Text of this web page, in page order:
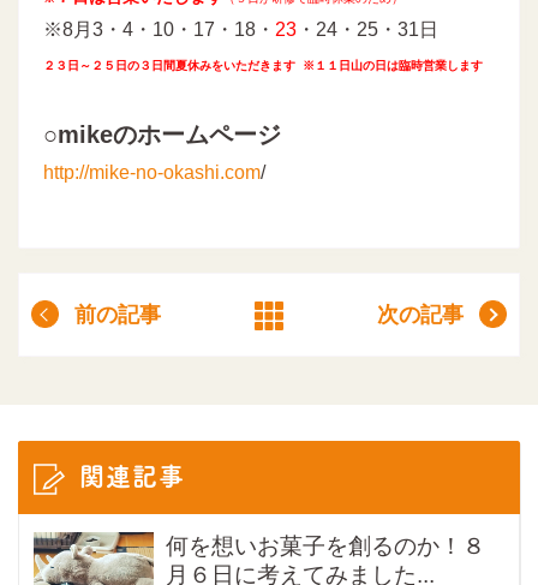
※8月3・4・10・17・18・ 23 ・24・25・31日
２３日～２５日の３日間夏休みをいただきます ※１１日山の日は臨時営業します
○mikeのホームページ
http://mike-no-okashi.com/
前の記事 次の記事
関連記事
何を想いお菓子を創るのか！８
月６日に考えてみました...